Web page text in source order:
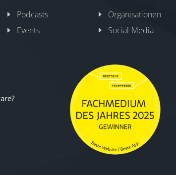
Podcasts
Organisationen
Events Social-Media